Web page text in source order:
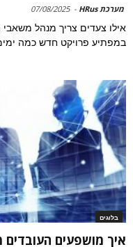
מערכת HRus -
07/08/2025
אילו צעדים צריך מנהל משאבי
במפתיע פרויקט חדש כמה
בלוגים
איך מושפעים